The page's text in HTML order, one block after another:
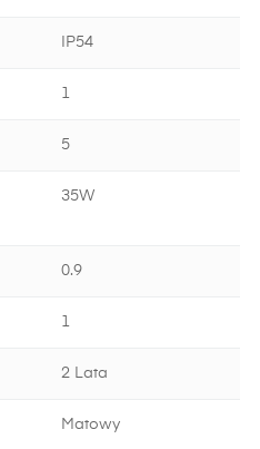
IP54
1
5
35W
0.9
1
2 Lata
Matowy